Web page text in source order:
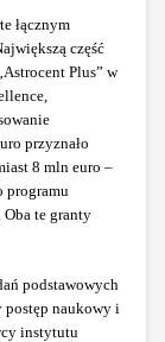
łącznym
część
Plus” w
przyznało
8 mln euro –
programu
te granty
podstawowych
naukowy i
instytutu